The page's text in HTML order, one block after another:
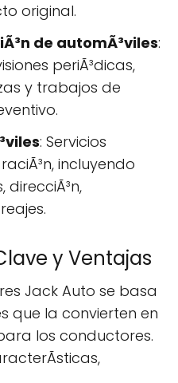
original.
de automÃ³viles:
periÃ³dicas,
y trabajos de
: Servicios
incluyendo
direcciÃ³n,
y Ventajas
Jack Auto se basa
que la convierten en
los conductores.